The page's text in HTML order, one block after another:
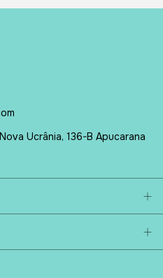
Ucrânia, 136-B Apucarana